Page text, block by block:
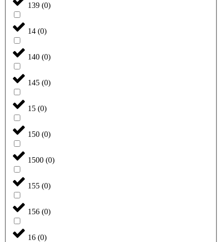
139 (0)
14 (0)
140 (0)
145 (0)
15 (0)
150 (0)
1500 (0)
155 (0)
156 (0)
16 (0)